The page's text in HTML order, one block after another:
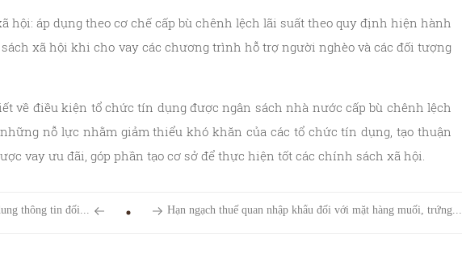
hội: áp dụng theo cơ chế cấp bù chênh lệch lãi suất theo quy định hiện hành
xã hội khi cho vay các chương trình hỗ trợ người nghèo và các đối tượng
về điều kiện tổ chức tín dụng được ngân sách nhà nước cấp bù chênh lệch
nỗ lực nhằm giảm thiểu khó khăn của các tổ chức tín dụng, tạo thuận
vay ưu đãi, góp phần tạo cơ sở để thực hiện tốt các chính sách xã hội.
thông tin đối... Hạn ngạch thuế quan nhập khẩu đối với mặt hàng muối, trứng...